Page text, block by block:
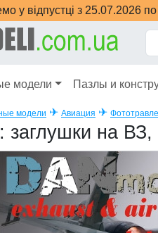
у відпустці з 25.07.2026
модели Пазлы и
модели ✈ Авиация ✈
заглушки на